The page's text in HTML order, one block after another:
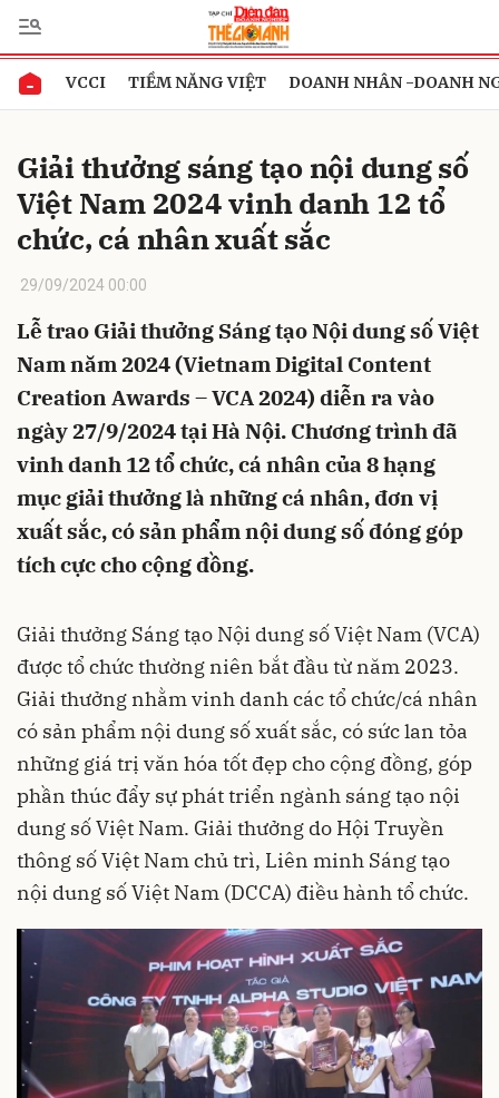
VCCI TIỀM NĂNG VIỆT DOANH NHÂN -DOANH
Giải thưởng sáng tạo nội dung số
Việt Nam 2024 vinh danh 12 tổ
chức, cá nhân xuất sắc
29/09/2024 00:00
Lễ trao Giải thưởng Sáng tạo Nội dung số Việt
Nam năm 2024 (Vietnam Digital Content
Creation Awards – VCA 2024) diễn ra vào
ngày 27/9/2024 tại Hà Nội. Chương trình đã
vinh danh 12 tổ chức, cá nhân của 8 hạng
mục giải thưởng là những cá nhân, đơn vị
xuất sắc, có sản phẩm nội dung số đóng góp
tích cực cho cộng đồng.
Giải thưởng Sáng tạo Nội dung số Việt Nam (VCA)
được tổ chức thường niên bắt đầu từ năm 2023.
Giải thưởng nhằm vinh danh các tổ chức/cá nhân
có sản phẩm nội dung số xuất sắc, có sức lan tỏa
những giá trị văn hóa tốt đẹp cho cộng đồng, góp
phần thúc đẩy sự phát triển ngành sáng tạo nội
dung số Việt Nam. Giải thưởng do Hội Truyền
thông số Việt Nam chủ trì, Liên minh Sáng tạo
nội dung số Việt Nam (DCCA) điều hành tổ chức.
Gửi bình luận
Hủy Gửi